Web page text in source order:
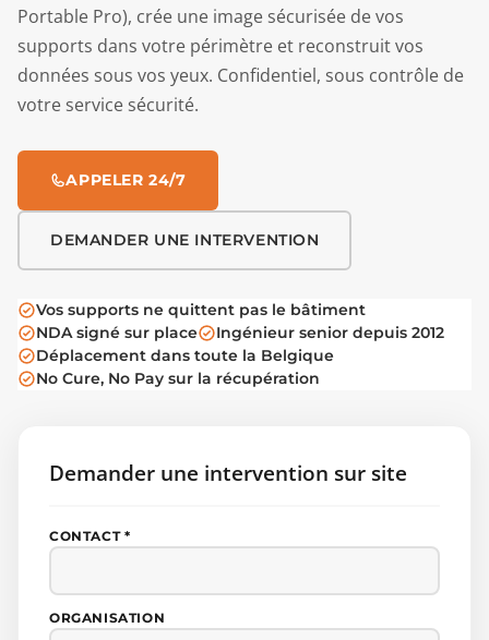
Portable Pro), crée une image sécurisée de vos
supports dans votre périmètre et reconstruit vos
données sous vos yeux. Confidentiel, sous contrôle de
votre service sécurité.
APPELER 24/7
DEMANDER UNE INTERVENTION
Vos supports ne quittent pas le bâtiment
NDA signé sur place
Ingénieur senior depuis 2012
Déplacement dans toute la Belgique
No Cure, No Pay sur la récupération
Demander une intervention sur site
CONTACT *
ORGANISATION